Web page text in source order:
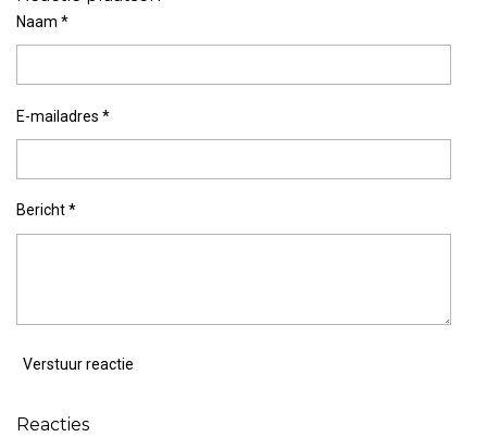
Naam *
E-mailadres *
Bericht *
Verstuur reactie
Reacties